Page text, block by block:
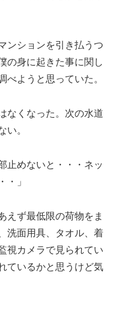
ンションを引き払うつ
の身に起きた事に関し
べようと思っていた。
なくなった。次の水道
い。
止めないと・・・ネッ
・」
えず最低限の荷物をま
洗面用具、タオル、着
視カメラで見られてい
ているかと思うけど気